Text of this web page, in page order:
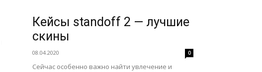
Кейсы standoff 2 — лучшие
скины
08.04.2020 0
Сейчас особенно важно найти увлечение и